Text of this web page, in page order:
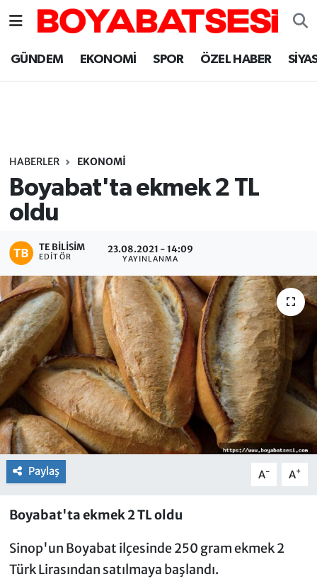
GÜNDEM EKONOMİ SPOR ÖZEL HABER
HABERLER EKONOMİ
Boyabat'ta ekmek 2 TL
oldu
TE BILISIM
EDITÖR
23.08.2021 - 14:09
YAYINLANMA
Paylaş A- A+
Boyabat'ta ekmek 2 TL oldu
Sinop'un Boyabat ilçesinde 250 gram ekmek 2
Türk Lirasından satılmaya başlandı.
Sinop Nöbetçi Eczaneler
Sinop Trafik Yoğunluk Haritası
Süper Lig Puan Durumu ve Fikstür
Haber Arşivi